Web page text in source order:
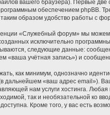
вашего браузера). Первые
обеспечением phpBB.
образом удобство работы с
«Служебный форум» мы можем
исключительно
следующие данные:
«ваша учётная запись») и
как минимум, однозначно
дальнейшем «ваш адрес email»).
нам услуги хостинга.
так и необязательной ко
Кроме того, у вас есть